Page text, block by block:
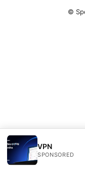
VPN
SPONSORED
©